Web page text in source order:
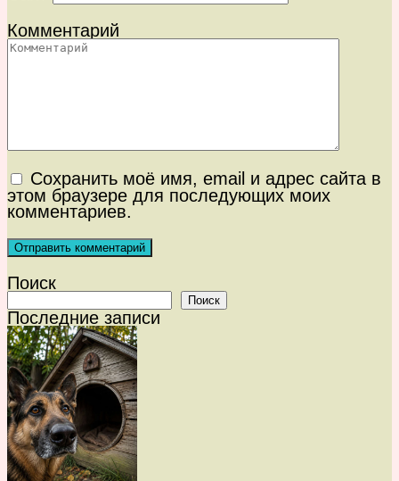
Комментарий
Сохранить моё имя, email и адрес сайта в
этом браузере для последующих моих
комментариев.
Поиск
Поиск
Последние записи